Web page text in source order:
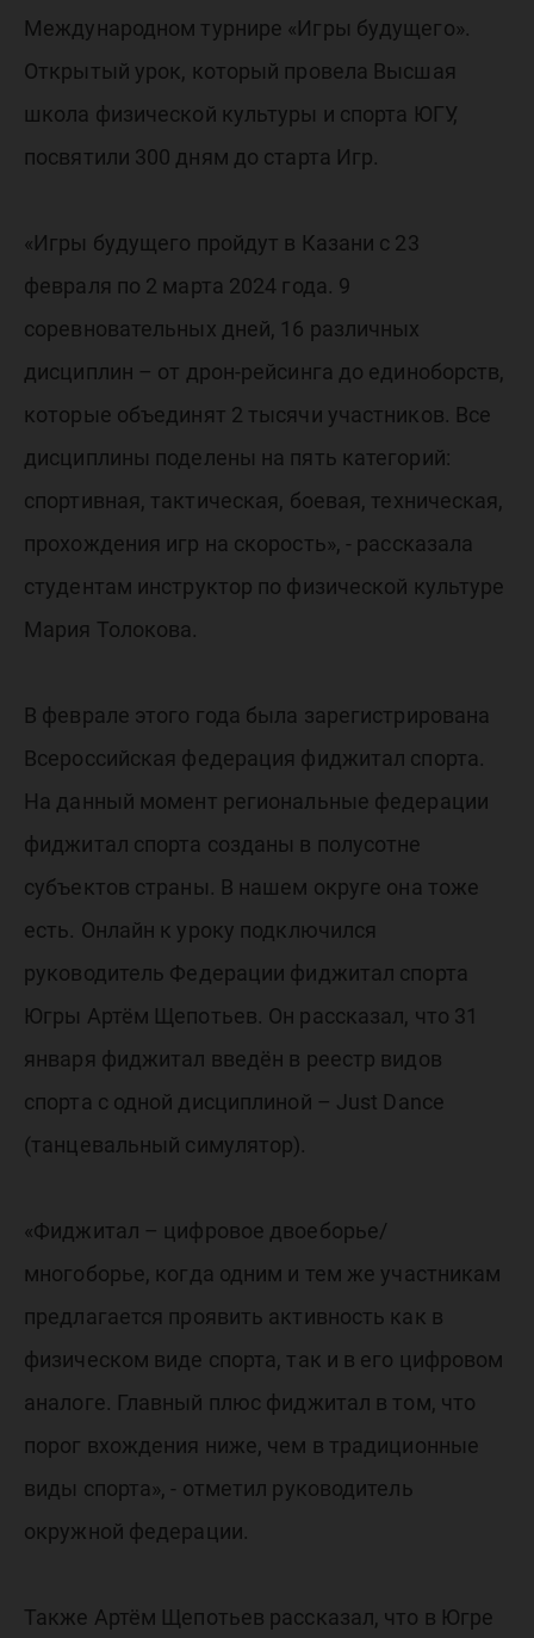
Международном турнире «Игры будущего».
Открытый урок, который провела Высшая
школа физической культуры и спорта ЮГУ,
посвятили 300 дням до старта Игр.
«Игры будущего пройдут в Казани с 23
февраля по 2 марта 2024 года. 9
соревновательных дней, 16 различных
дисциплин – от дрон-рейсинга до единоборств,
которые объединят 2 тысячи участников. Все
дисциплины поделены на пять категорий:
спортивная, тактическая, боевая, техническая,
прохождения игр на скорость», - рассказала
студентам инструктор по физической культуре
Мария Толокова.
В феврале этого года была зарегистрирована
Всероссийская федерация фиджитал спорта.
На данный момент региональные федерации
фиджитал спорта созданы в полусотне
субъектов страны. В нашем округе она тоже
есть. Онлайн к уроку подключился
руководитель Федерации фиджитал спорта
Югры Артём Щепотьев. Он рассказал, что 31
января фиджитал введён в реестр видов
спорта с одной дисциплиной – Just Dance
(танцевальный симулятор).
«Фиджитал – цифровое двоеборье/
многоборье, когда одним и тем же участникам
предлагается проявить активность как в
физическом виде спорта, так и в его цифровом
аналоге. Главный плюс фиджитал в том, что
порог вхождения ниже, чем в традиционные
виды спорта», - отметил руководитель
окружной федерации.
Также Артём Щепотьев рассказал, что в Югре